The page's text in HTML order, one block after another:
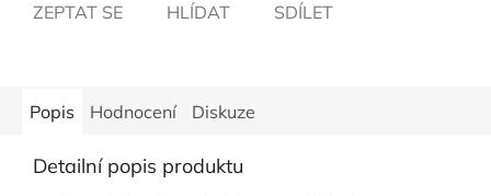
ZEPTAT SE HLÍDAT SDÍLET
Popis Hodnocení Diskuze
Detailní popis produktu